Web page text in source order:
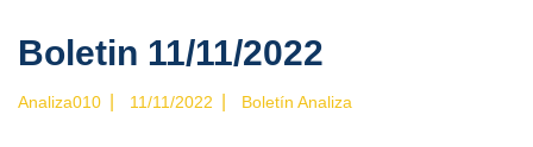
Boletin 11/11/2022
Analiza010 11/11/2022 Boletín Analiza